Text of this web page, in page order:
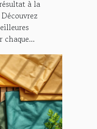
à la